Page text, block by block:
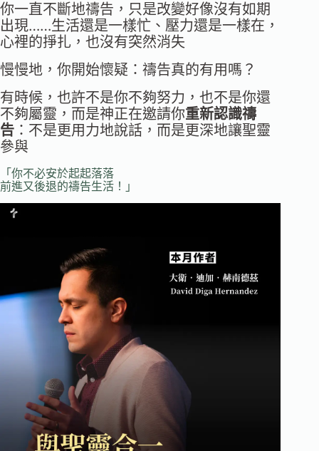
你一直不斷地禱告，只是改變好像沒有如期
出現……生活還是一樣忙、壓力還是一樣在，
心裡的掙扎，也沒有突然消失
慢慢地，你開始懷疑：禱告真的有用嗎？
有時候，也許不是你不夠努力，也不是你還
不夠屬靈，而是神正在邀請你重新認識禱
告 ：不是更用力地說話，而是更深地讓聖靈
參與
「你不必安於起起落落
前進又後退的禱告生活！」